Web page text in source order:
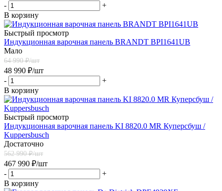
-
+
В корзину
Быстрый просмотр
Индукционная варочная панель BRANDT BPI1641UB
Мало
64 990₽/шт
48 990 ₽/шт
-
+
В корзину
Быстрый просмотр
Индукционная варочная панель KI 8820.0 MR Куперсбуш /
Kuppersbusch
Достаточно
562 990₽/шт
467 990 ₽/шт
-
+
В корзину